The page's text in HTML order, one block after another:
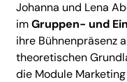
Johanna und Lena
imGruppen- und
ihre Bühnenpräsenz
theoretischen
die Module